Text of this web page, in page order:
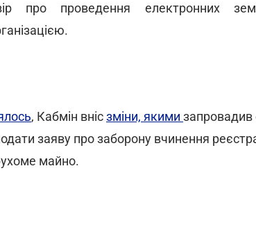
про проведення електронних
, Кабмін внісзміни, якими запровадив
заяву про заборону вчинення
майно.